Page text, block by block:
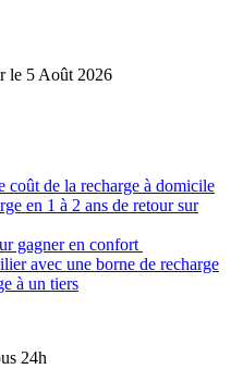
le 5 Août 2026
coût de la recharge à domicile
en 1 à 2 ans de retour sur
gagner en confort
avec une borne de recharge
à un tiers
24h